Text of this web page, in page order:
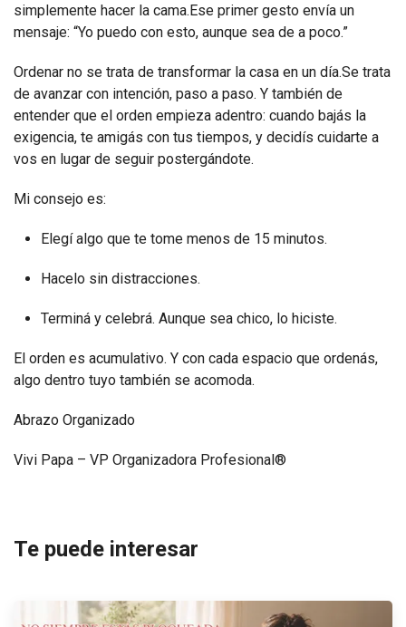
simplemente hacer la cama.Ese primer gesto envía un
mensaje: “Yo puedo con esto, aunque sea de a poco.”
Ordenar no se trata de transformar la casa en un día.Se trata
de avanzar con intención, paso a paso. Y también de
entender que el orden empieza adentro: cuando bajás la
exigencia, te amigás con tus tiempos, y decidís cuidarte a
vos en lugar de seguir postergándote.
Mi consejo es:
Elegí algo que te tome menos de 15 minutos.
Hacelo sin distracciones.
Terminá y celebrá. Aunque sea chico, lo hiciste.
El orden es acumulativo. Y con cada espacio que ordenás,
algo dentro tuyo también se acomoda.
Abrazo Organizado
Vivi Papa – VP Organizadora Profesional®
Te puede interesar